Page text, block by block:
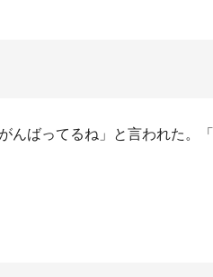
ばってるね」と言われた。